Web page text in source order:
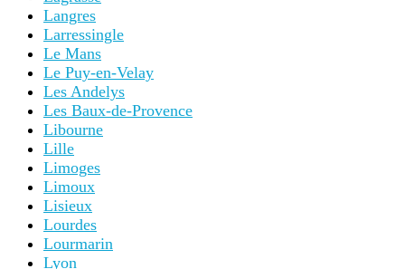
Langres
Larressingle
Le Mans
Le Puy-en-Velay
Les Andelys
Les Baux-de-Provence
Libourne
Lille
Limoges
Limoux
Lisieux
Lourdes
Lourmarin
Lyon